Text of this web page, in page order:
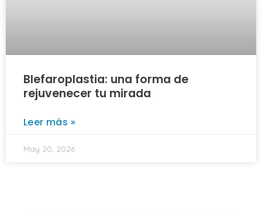
Blefaroplastia: una forma de
rejuvenecer tu mirada
Leer más »
May 20, 2026